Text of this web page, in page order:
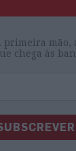
primeira
chega às